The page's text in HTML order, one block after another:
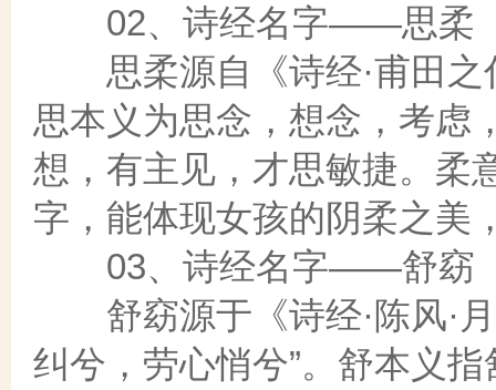
02、诗经名字——思柔
思柔源自《诗经·甫田之
思本义为思念，想念，考虑
想，有主见，才思敏捷。柔
字，能体现女孩的阴柔之美
03、诗经名字——舒窈
舒窈源于《诗经·陈风·月
纠兮，劳心悄兮”。舒本义